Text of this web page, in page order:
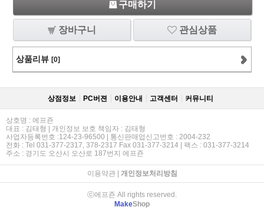
구매하기
장바구니 관심상품
상품리뷰 [0]
상점정보 PC버젼 이용안내 고객센터 커뮤니티
상호명 : 에프죤
대표 : 김태형 | 개인정보 보호 책임자 : 김태형
사업자등록번호 :124-23-96500 | 통신판매업신고번호 : 2004-232
전화 : Tel 031-377-2317, 378-2317 Fax 031-377-3214 | 팩스 : 031-377-3214
주소 : 경기도 오산시 오산로 187번지 에프죤
이용약관| 개인정보처리방침
ⓒ에프죤 All rights reserved.
MakeShop